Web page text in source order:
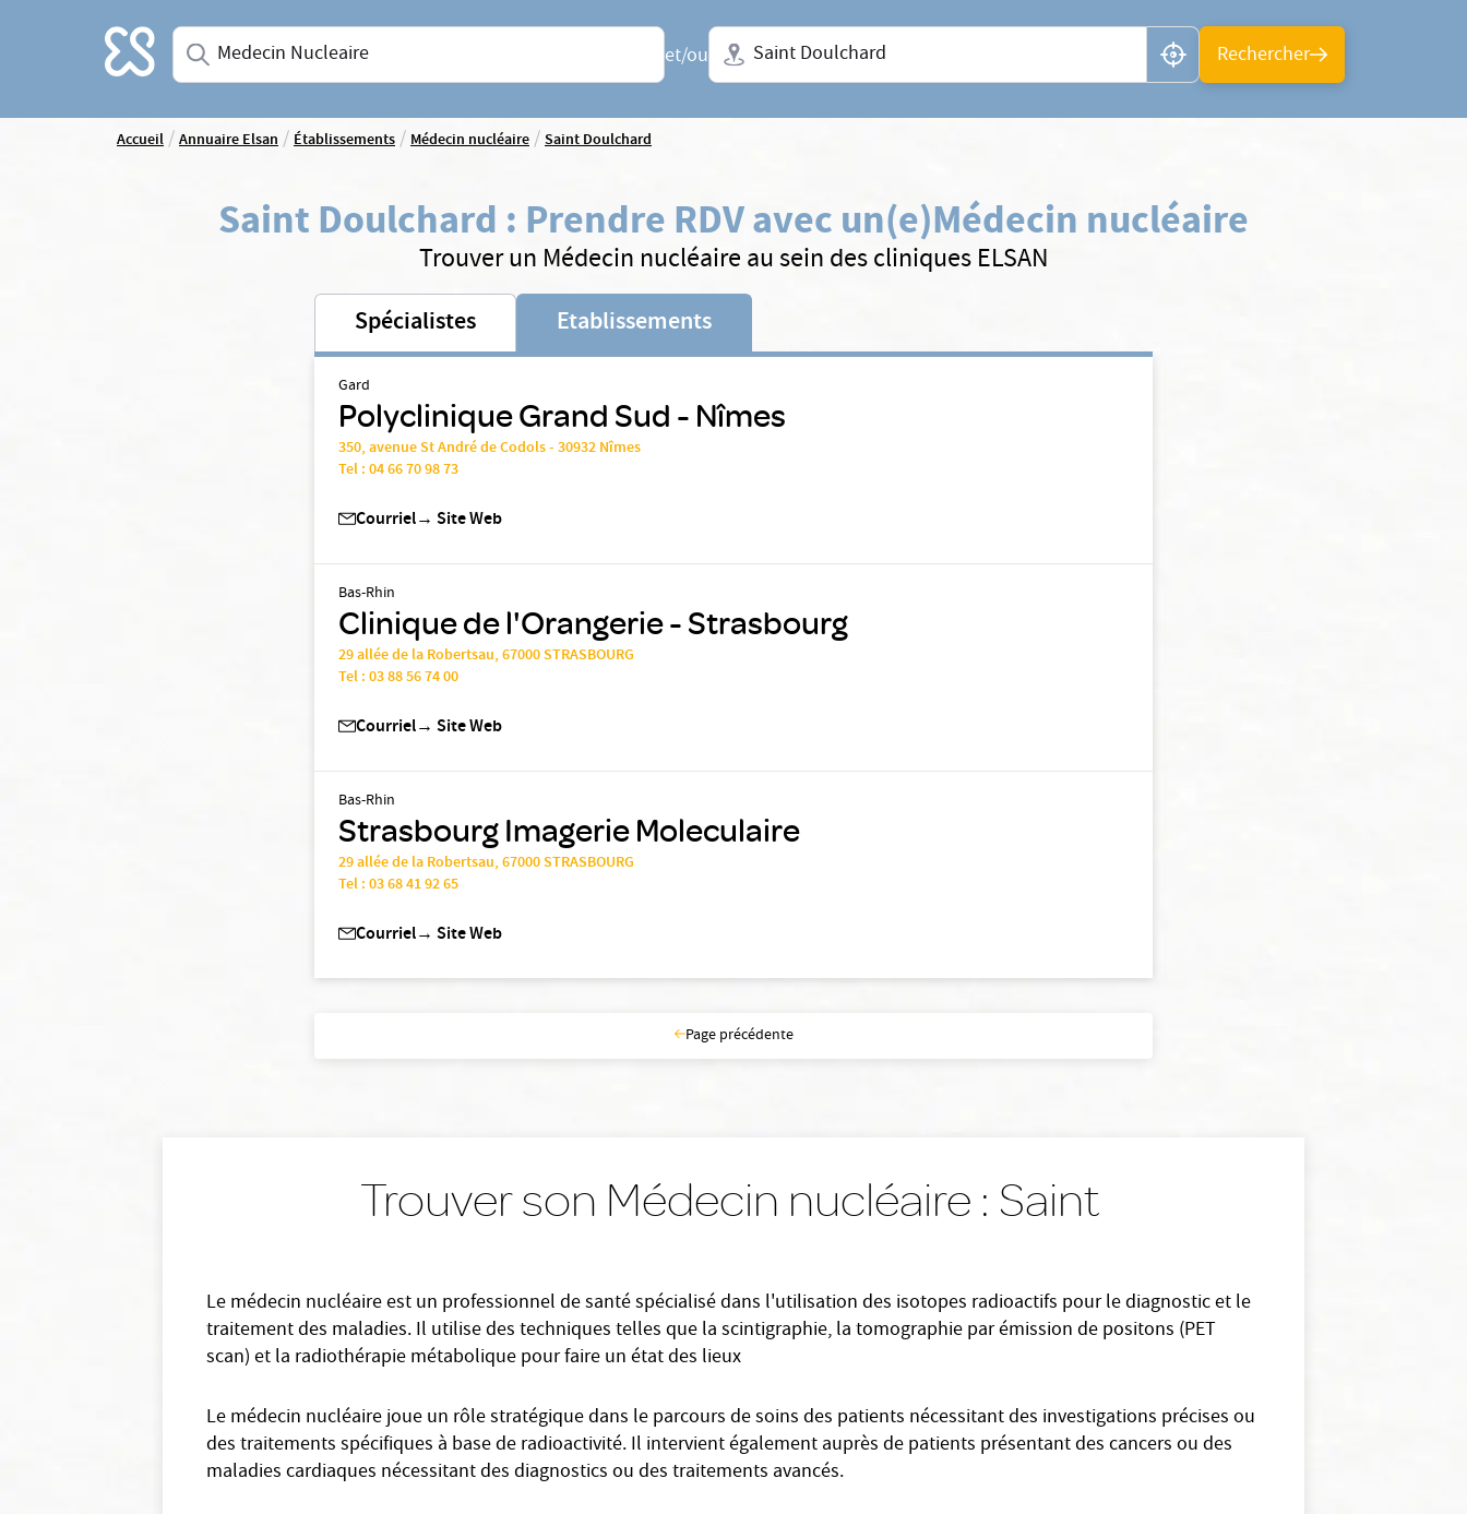
Accueil Saisissez une spécialité ou un service
et/ou
Ville + N° de département, région ou CP
Rechercher
Accueil/Annuaire Elsan/Établissements/Médecin nucléaire/Saint Doulchard
Saint Doulchard : Prendre RDV avec un(e)Médecin nucléaire
Trouver un Médecin nucléaire au sein des cliniques ELSAN
Spécialistes Etablissements
Gard
Polyclinique Grand Sud - Nîmes
350, avenue St André de Codols - 30932 Nîmes
Tel :04 66 70 98 73
Courriel→ Site Web
Bas-Rhin
Clinique de l'Orangerie - Strasbourg
29 allée de la Robertsau, 67000 STRASBOURG
Tel :03 88 56 74 00
Courriel→ Site Web
Bas-Rhin
Strasbourg Imagerie Moleculaire
29 allée de la Robertsau, 67000 STRASBOURG
Tel :03 68 41 92 65
Courriel→ Site Web
Page précédente
Trouver son Médecin nucléaire : Saint
Le médecin nucléaire est un professionnel de santé spécialisé dans l'utilisation des isotopes radioactifs pour le diagnostic et le
traitement des maladies. Il utilise des techniques telles que la scintigraphie, la tomographie par émission de positons (PET
scan) et la radiothérapie métabolique pour faire un état des lieux
Le médecin nucléaire joue un rôle stratégique dans le parcours de soins des patients nécessitant des investigations précises ou
des traitements spécifiques à base de radioactivité. Il intervient également auprès de patients présentant des cancers ou des
maladies cardiaques nécessitant des diagnostics ou des traitements avancés.